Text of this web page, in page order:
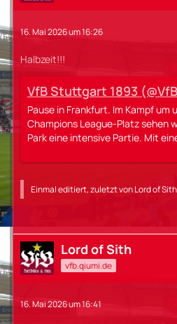
16. Mai 2026 um 16:26
Halbzeit!!!
VfB Stuttgart 1893
Pause in Frankfurt. Im Kampf um
Champions League-Platz sehen
Park eine intensive Partie. Mit
Einmal editiert, zuletzt vonLord of Sith
Lord of Sith
vfb.qiumi.de
16. Mai 2026 um 16:41